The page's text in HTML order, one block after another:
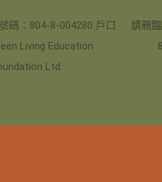
碼：804-8-004280 戶口
Living Education
Ltd.
請親